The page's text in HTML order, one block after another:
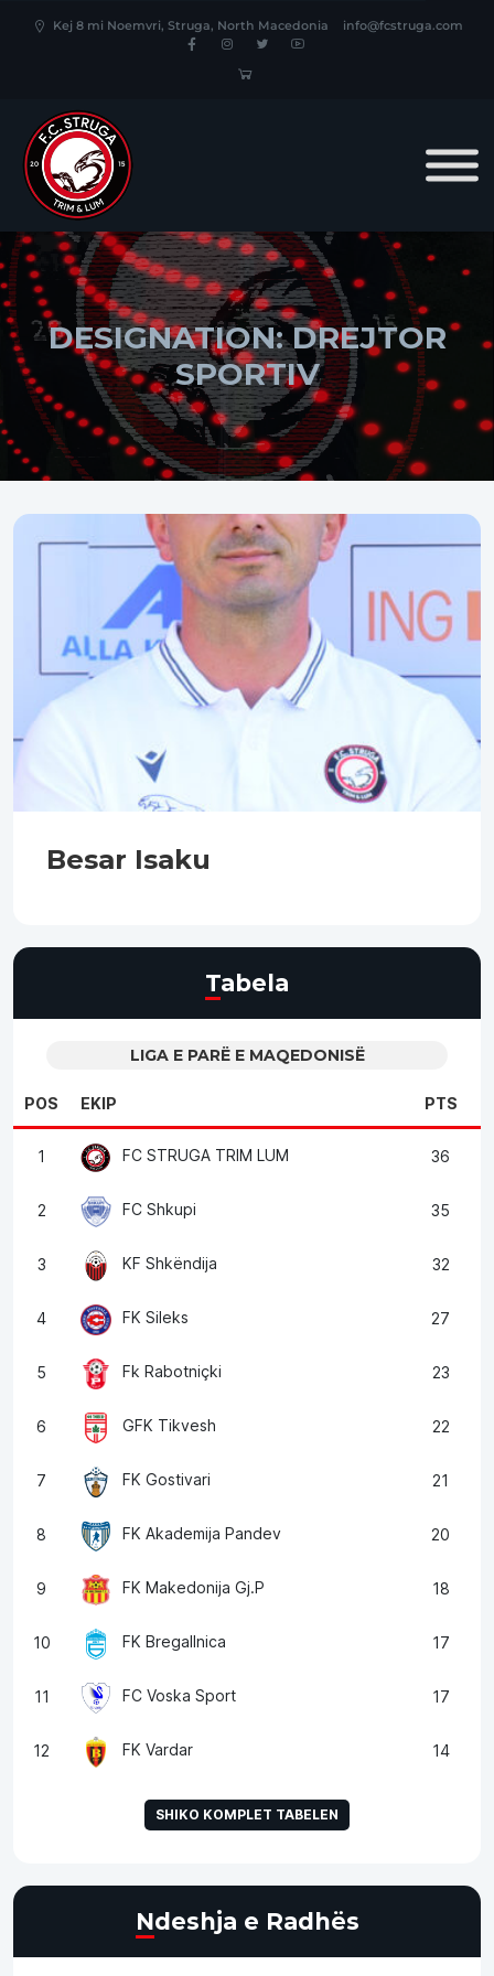
Kej 8 mi Noemvri, Struga, North Macedonia info@fcstruga.com
DESIGNATION:DREJTOR
SPORTIV
Besar Isaku
Tabela
LIGA E PARË E MAQEDONISË
POS EKIP PTS
1 FC STRUGA TRIM LUM 36
2 FC Shkupi 35
3 KF Shkëndija 32
4 FK Sileks 27
5 Fk Rabotniçki 23
6 GFK Tikvesh 22
7 FK Gostivari 21
8 FK Akademija Pandev 20
9 FK Makedonija Gj.P 18
10 FK Bregallnica 17
11 FC Voska Sport 17
12 FK Vardar 14
SHIKO KOMPLET TABELEN
Ndeshja e Radhës